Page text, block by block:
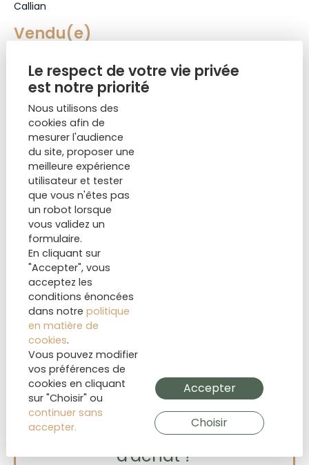
Le respect de votre vie privée
est notre priorité
Nous utilisons des
cookies afin de
mesurer l'audience
du site, proposer une
meilleure expérience
utilisateur et tester
que vous n'êtes pas
un robot lorsque
vous validez un
formulaire.
En cliquant sur
"Accepter", vous
acceptez les
conditions énoncées
dans notre politique
en matière de
cookies.
Vous pouvez modifier
vos préférences de
cookies en cliquant
sur "Choisir" ou
continuer sans
accepter.
Accepter
Choisir
Callian
Vendu(e)
1/6
Commerce 35 m²
Vendu(e)
Vous souhaitezvendre pour
financer
votre projet
d'achat ?
Estimation en ligne